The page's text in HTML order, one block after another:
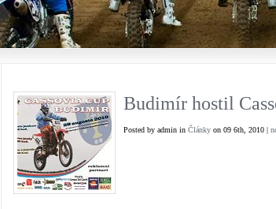
Budimír hostil
Posted by admin in Články on 09 6th, 2010 |